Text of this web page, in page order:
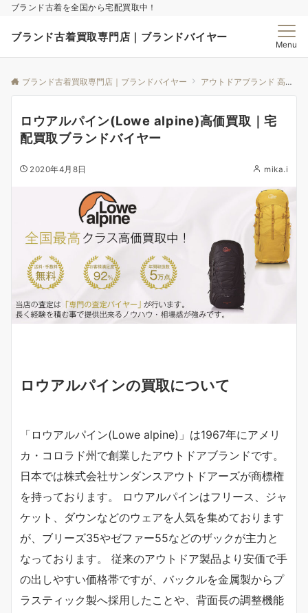
ブランド古着を全国から宅配買取中！
ブランド古着買取専門店｜ブランドバイヤー
Menu
ブランド古着買取専門店｜ブランドバイヤー アウトドアブランド 高価買取｜ブランドバイヤー
ロウアルパイン(Lowe alpine)高価買取｜宅
配買取ブランドバイヤー
2020年4月8日 mika.i
ロウアルパインの買取について
「ロウアルパイン(Lowe alpine)」は1967年にアメリ
カ・コロラド州で創業したアウトドアブランドです。
日本では株式会社サンダンスアウトドアーズが商標権
を持っております。 ロウアルパインはフリース、ジャ
ケット、ダウンなどのウェアを人気を集めております
が、ブリーズ35やゼファー55などのザックが主力と
なっております。 従来のアウトドア製品より安価で手
の出しやすい価格帯ですが、バックルを金属製からプ
ラスティック製へ採用したことや、背面長の調整機能